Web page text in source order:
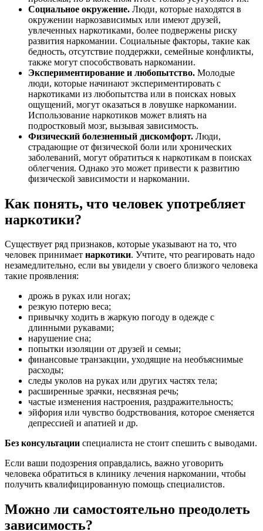
Социальное окружение. Люди, которые находятся в
окружении наркозависимых или имеют друзей,
увлеченных наркотиками, более подвержены риску
развития наркомании. Социальные факторы, такие как
бедность, отсутствие поддержки, семейные конфликты,
также могут способствовать наркомании.
Экспериментирование и любопытство. Молодые
люди, которые начинают экспериментировать с
наркотиками из любопытства или в поисках новых
ощущений, могут оказаться в ловушке наркомании.
Использование наркотиков может влиять на
подростковый мозг, вызывая зависимость.
Физический болезненный дискомфорт. Люди,
страдающие от физической боли или хронических
заболеваний, могут обратиться к наркотикам в поисках
облегчения. Однако это может привести к развитию
физической зависимости и наркомании.
Как понять, что человек употребляет
наркотики?
Существует ряд признаков, которые указывают на то, что
человек принимает наркотики. Учтите, что реагировать надо
незамедлительно, если вы увидели у своего близкого человека
такие проявления:
дрожь в руках или ногах;
резкую потерю веса;
привычку ходить в жаркую погоду в одежде с
длинными рукавами;
нарушение сна;
попытки изоляции от друзей и семьи;
финансовые транзакции, уходящие на необъяснимые
расходы;
следы уколов на руках или других частях тела;
расширенные зрачки, несвязная речь;
частые изменения настроения, раздражительность;
эйфория или чувство бодрствования, которое сменяется
депрессией и апатией и др.
Без консультации специалиста не стоит спешить с выводами.
Если ваши подозрения оправдались, важно уговорить
человека обратиться в клинику лечения наркомании, чтобы
получить квалифицированную помощь специалистов.
Можно ли самостоятельно преодолеть
зависимость?